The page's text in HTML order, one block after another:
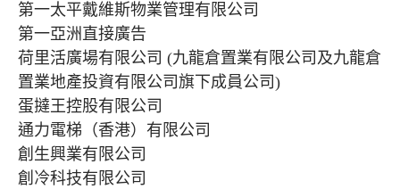
第一太平戴維斯物業管理有限公司
第一亞洲直接廣告
荷里活廣場有限公司 (九龍倉置業有限公司及九龍倉
置業地產投資有限公司旗下成員公司)
蛋撻王控股有限公司
通力電梯（香港）有限公司
創生興業有限公司
創冷科技有限公司